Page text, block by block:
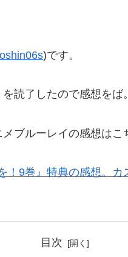
)です。
を読了したので感想をば。
ブルーレイの感想はこ
！9巻』特典の感想。
目次